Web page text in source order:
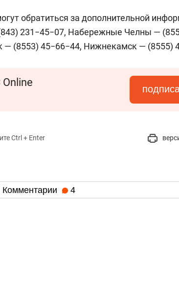
обратиться за дополнительной
231−45−07, Набережные Челны —
— (8553) 45−66−44, Нижнекамск — (8555)
Ctrl + Enter
Комментарии 4